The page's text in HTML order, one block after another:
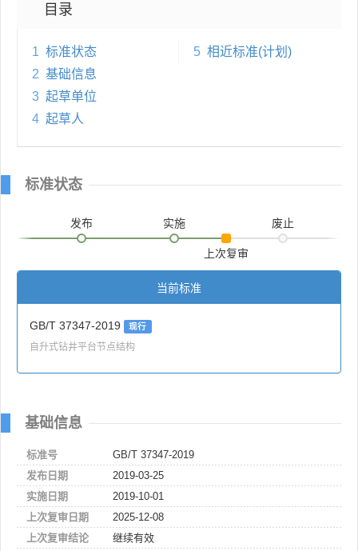
目录
1 标准状态
2 基础信息
3 起草单位
4 起草人
5 相近标准(计划)
标准状态
发布 实施
上次复审
废止
当前标准
GB/T 37347-2019 现行
自升式钻井平台节点结构
基础信息
标准号
GB/T 37347-2019
发布日期
2019-03-25
实施日期
2019-10-01
上次复审日期
2025-12-08
上次复审结论
继续有效